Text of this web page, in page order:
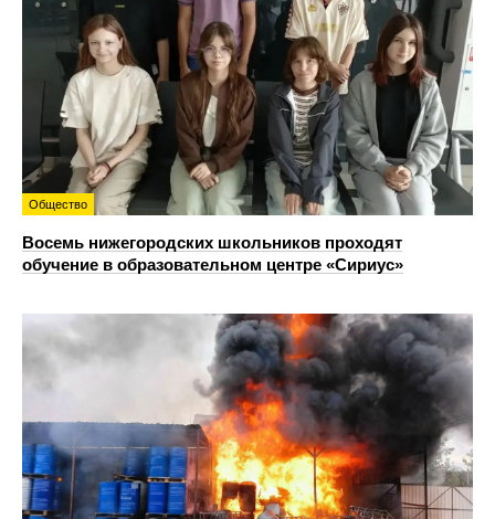
Общество
Восемь нижегородских школьников проходят
обучение в образовательном центре «Сириус»